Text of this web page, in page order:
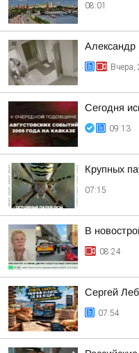
08:01
Вчера,
Сегодня
09:13
Крупных
07:15
В
08:24
Сергей
07:54